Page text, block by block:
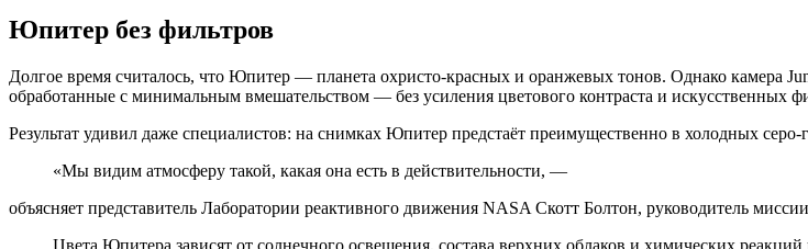
Юпитер без фильтров
Долгое время считалось, что Юпитер — планета охристо-красных и оранжевых тонов. Однако камера
обработанные с минимальным вмешательством — без усиления цветового контраста и искусственных
Результат удивил даже специалистов: на снимках Юпитер предстаёт преимущественно в холодных
«Мы видим атмосферу такой, какая она есть в действительности, —
объясняет представитель Лаборатории реактивного движения NASA Скотт Болтон, руководитель